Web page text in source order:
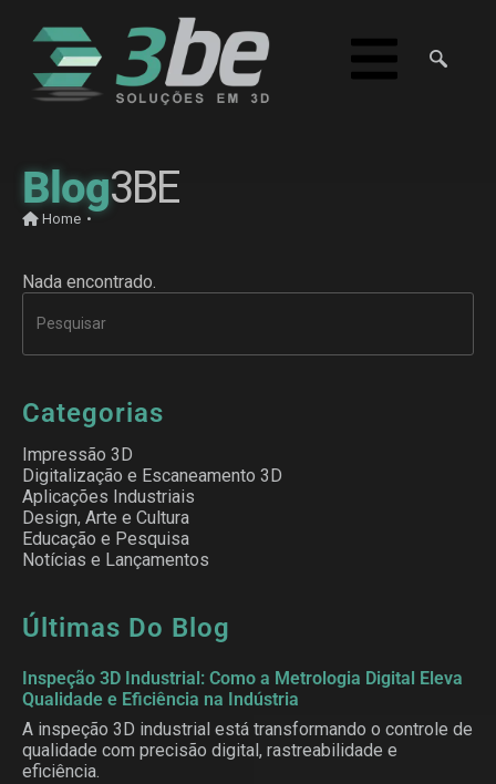
Blog3BE
Home •
Nada encontrado.
Categorias
Impressão 3D
Digitalização e Escaneamento 3D
Aplicações Industriais
Design, Arte e Cultura
Educação e Pesquisa
Notícias e Lançamentos
Últimas Do Blog
Inspeção 3D Industrial: Como a Metrologia Digital Eleva
Qualidade e Eficiência na Indústria
A inspeção 3D industrial está transformando o controle de
qualidade com precisão digital, rastreabilidade e
eficiência.